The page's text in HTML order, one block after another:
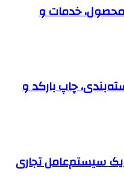
محصول، خدمات و
چاپ بارکد و
سیستم‌عامل تجاری